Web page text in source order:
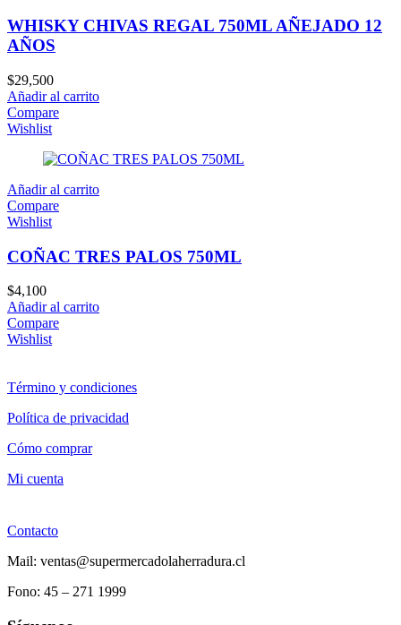
WHISKY CHIVAS REGAL 750ML AÑEJADO 12
AÑOS
$29,500
Añadir al carrito
Compare
Wishlist
Añadir al carrito
Compare
Wishlist
COÑAC TRES PALOS 750ML
$4,100
Añadir al carrito
Compare
Wishlist
Término y condiciones
Política de privacidad
Cómo comprar
Mi cuenta
Contacto
Mail: ventas@supermercadolaherradura.cl
Fono: 45 – 271 1999